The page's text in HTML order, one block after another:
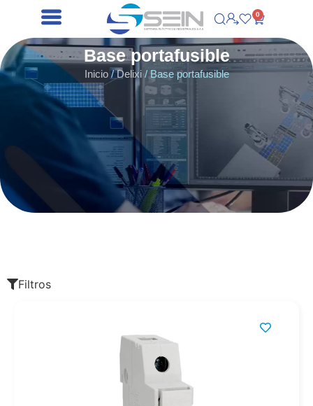
0
Base portafusible
Inicio/Delixi/ Base portafusible
Filtros